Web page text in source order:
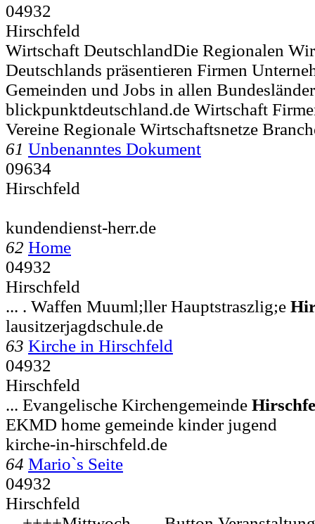
04932
Hirschfeld
Wirtschaft DeutschlandDie Regionalen
Deutschlands präsentieren Firmen
Gemeinden und Jobs in allen
blickpunktdeutschland.de Wirtschaft
Vereine Regionale Wirtschaftsnetze
61 Unbenanntes Dokument
09634
Hirschfeld
kundendienst-herr.de
62 Home
04932
Hirschfeld
... . Waffen Muuml;ller Hauptstraszlig;e
lausitzerjagdschule.de
63 Kirche in Hirschfeld
04932
Hirschfeld
... Evangelische Kirchengemeinde
EKMD home gemeinde kinder jugend
kirche-in-hirschfeld.de
64 Mario`s Seite
04932
Hirschfeld